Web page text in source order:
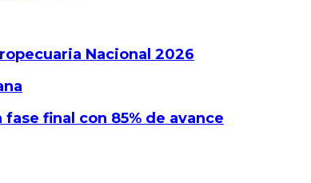
Nacional 2026
final con 85% de avance